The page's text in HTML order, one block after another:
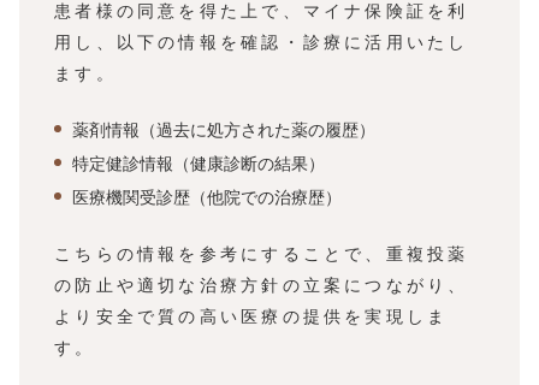
患者様の同意を得た上で、マイナ保険証を利
用し、以下の情報を確認・診療に活用いたし
ます。
薬剤情報（過去に処方された薬の履歴）
特定健診情報（健康診断の結果）
医療機関受診歴（他院での治療歴）​
こちらの情報を参考にすることで、重複投薬
の防止や適切な治療方針の立案につながり、
より安全で質の高い医療の提供を実現しま
す。